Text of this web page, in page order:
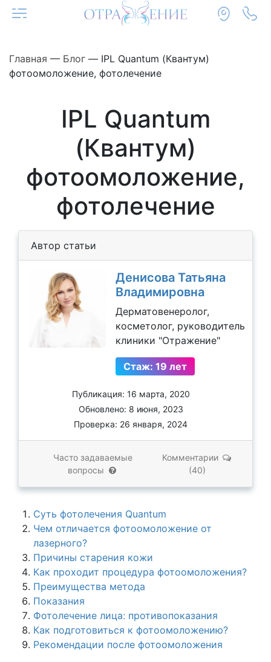
Главная — Блог — IPL Quantum (Квантум)
фотоомоложение, фотолечение
IPL Quantum
(Квантум)
фотоомоложение,
фотолечение
Автор статьи
Денисова Татьяна
Владимировна
Дерматовенеролог,
косметолог, руководитель
клиники "Отражение"
Стаж: 19 лет
Публикация: 16 марта, 2020
Обновлено: 8 июня, 2023
Проверка: 26 января, 2024
Часто задаваемые
вопросы
Комментарии
(40)
Суть фотолечения Quantum
Чем отличается фотоомоложение от
лазерного?
Причины старения кожи
Как проходит процедура фотоомоложения?
Преимущества метода
Показания
Фотолечение лица: противопоказания
Как подготовиться к фотоомоложению?
Рекомендации после фотоомоложения